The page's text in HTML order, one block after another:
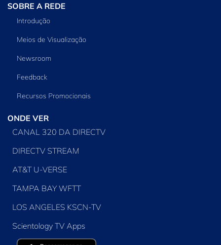
SOBRE A REDE
Introdução
Meios de Visualização
Newsroom
Feedback
Recursos Promocionais
ONDE VER
CANAL 320 DA DIRECTV
DIRECTV STREAM
AT&T U-VERSE
TAMPA BAY WFTT
LOS ANGELES KSCN-TV
Scientology TV Apps